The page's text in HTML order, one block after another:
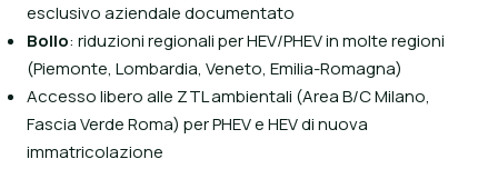
esclusivo aziendale documentato
Bollo: riduzioni regionali per HEV/PHEV in molte regioni
(Piemonte, Lombardia, Veneto, Emilia-Romagna)
Accesso libero alle ZTL ambientali (Area B/C Milano,
Fascia Verde Roma) per PHEV e HEV di nuova
immatricolazione